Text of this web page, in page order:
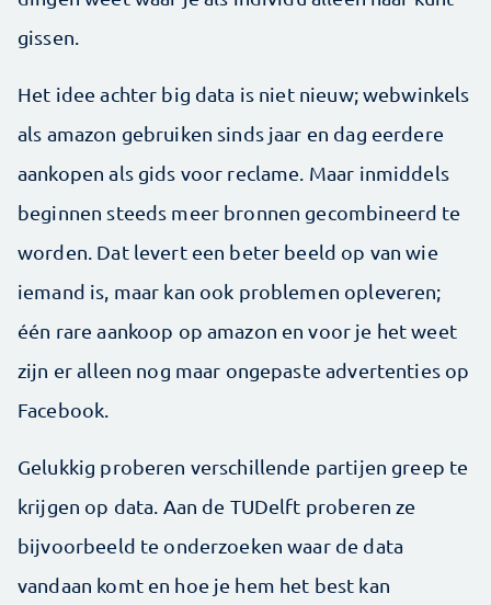
gissen.
Het idee achter big data is niet nieuw; webwinkels
als amazon gebruiken sinds jaar en dag eerdere
aankopen als gids voor reclame. Maar inmiddels
beginnen steeds meer bronnen gecombineerd te
worden. Dat levert een beter beeld op van wie
iemand is, maar kan ook problemen opleveren;
één rare aankoop op amazon en voor je het weet
zijn er alleen nog maar ongepaste advertenties op
Facebook.
Gelukkig proberen verschillende partijen greep te
krijgen op data. Aan de TUDelft proberen ze
bijvoorbeeld te onderzoeken waar de data
vandaan komt en hoe je hem het best kan